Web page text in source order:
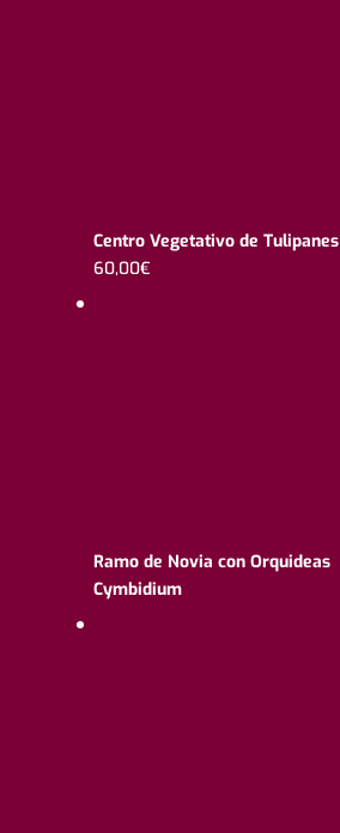
Centro Vegetativo de Tulipanes
60,00€
Ramo de Novia con Orquideas
Cymbidium